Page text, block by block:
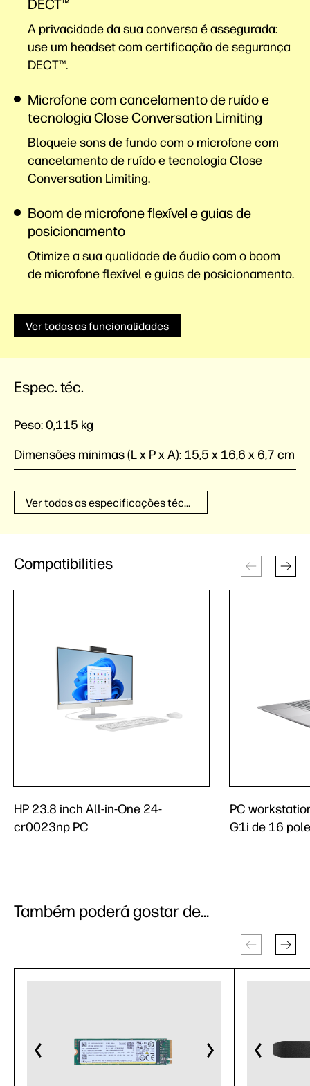
DECT™
A privacidade da sua conversa é assegurada:
use um headset com certificação de segurança
DECT™.
Microfone com cancelamento de ruído e
tecnologia Close Conversation Limiting
Bloqueie sons de fundo com o microfone com
cancelamento de ruído e tecnologia Close
Conversation Limiting.
Boom de microfone flexível e guias de
posicionamento
Otimize a sua qualidade de áudio com o boom
de microfone flexível e guias de posicionamento.
Ver todas as funcionalidades
Espec. téc.
Peso:0,115 kg
Dimensões mínimas (L x P x A): 15,5 x 16,6 x 6,7 cm
Ver todas as especificações técnicas
Compatibilities
HP 23.8 inch All-in-One 24-
cr0023np PC
PC
G1i de 16
Também poderá gostar de...